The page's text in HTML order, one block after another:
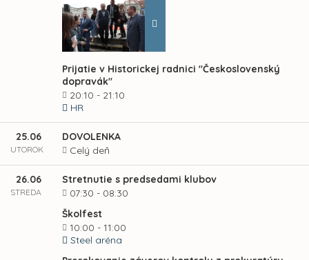
Prijatie v Historickej radnici "Československý
dopravák"
20:10 - 21:10
HR
25.06
UTOROK
DOVOLENKA
Celý deň
26.06
STREDA
Stretnutie s predsedami klubov
07:30 - 08:30
Školfest
10:00 - 11:00
Steel aréna